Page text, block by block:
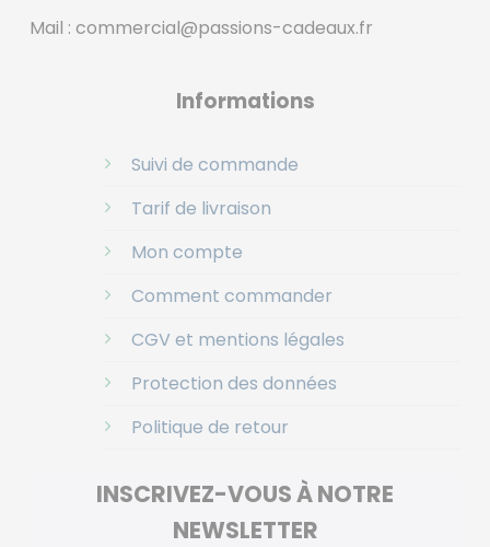
Mail : commercial@passions-cadeaux.fr
Informations
Suivi de commande
Tarif de livraison
Mon compte
Comment commander
CGV et mentions légales
Protection des données
Politique de retour
INSCRIVEZ-VOUS À NOTRE
NEWSLETTER